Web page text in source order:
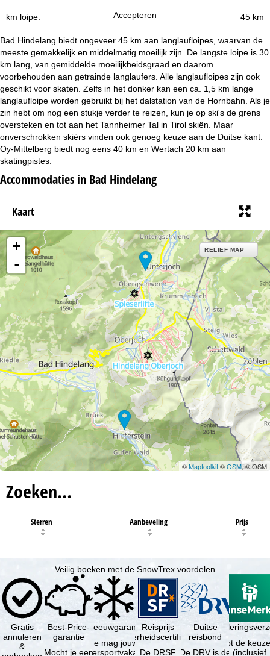
Accepteren
t
a
g
i
n
45 km
km loipe:
Bad Hindelang biedt ongeveer 45 km aan langlaufloipes, waarvan de
meeste gemakkelijk en middelmatig moeilijk zijn. De langste loipe is 30
km lang, van gemiddelde moeilijkheidsgraad en daarom
voorbehouden aan getrainde langlaufers. Alle langlaufloipes zijn ook
geschikt voor skaten. Zelfs in het donker kan een ca. 1,5 km lange
langlaufloipe worden gebruikt bij het dalstation van de Hornbahn. Als je
zin hebt om nog een stukje verder te reizen, kun je op ski's de grens
oversteken en tot aan het Tannheimer Tal in Tirol skiën. Maar
onverschrokken skiërs vinden ook genoeg keuze aan de Duitse kant:
Oy-Mittelberg biedt nog eens 40 km en Wertach 20 km aan
skatingpistes.
Accommodaties in Bad Hindelang
Kaart
+
-
RELIEF MAP
©Maptoolkit©OSM, © OSM
Zoeken…
Sterren Aanbeveling Prijs
Veilig boeken met de SnowTrex voordelen
Gratis
annuleren
&
Best-Price-
garantie
Mocht je een
Sneeuwgarantie
Je mag jouw
wintersportvakantie
Reisprijs
zekerheidscertificaat
De DRSF
Duitse
reisbond
De DRV is de
Je hebt de
(inclusief